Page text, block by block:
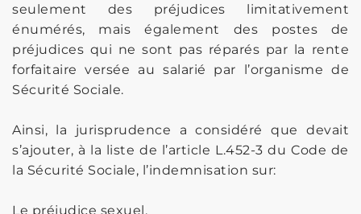
seulement des préjudices limitativement
énumérés, mais également des postes de
préjudices qui ne sont pas réparés par la rente
forfaitaire versée au salarié par l’organisme de
Sécurité Sociale.
Ainsi, la jurisprudence a considéré que devait
s’ajouter, à la liste de l’article L.452-3 du Code de
la Sécurité Sociale, l’indemnisation sur:
Le préjudice sexuel,